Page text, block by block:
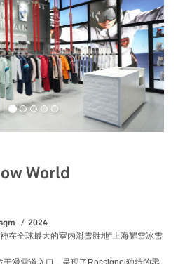
World
2024
在全球最大的室内滑雪胜地“上海耀雪冰雪